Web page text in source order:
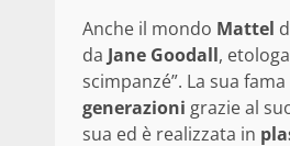
Anche il mondo Mattel
da Jane Goodall,
scimpanzé”. La sua
generazioni grazie al
sua ed è realizzata in